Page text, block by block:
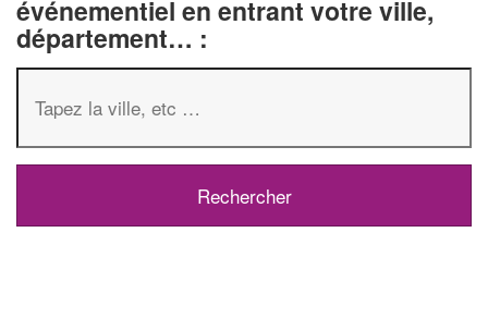
événementiel en entrant votre ville,
département… :